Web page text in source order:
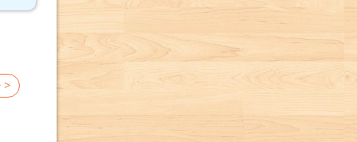
>